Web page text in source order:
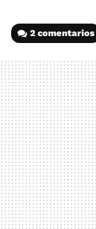
2 comentarios